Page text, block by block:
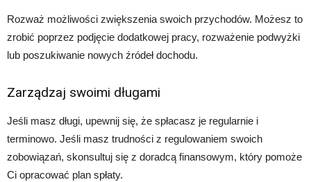
Rozważ możliwości zwiększenia swoich przychodów. Możesz to
zrobić poprzez podjęcie dodatkowej pracy, rozważenie podwyżki
lub poszukiwanie nowych źródeł dochodu.
Zarządzaj swoimi długami
Jeśli masz długi, upewnij się, że spłacasz je regularnie i
terminowo. Jeśli masz trudności z regulowaniem swoich
zobowiązań, skonsultuj się z doradcą finansowym, który pomoże
Ci opracować plan spłaty.